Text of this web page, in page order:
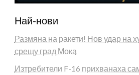
Най-нови
Размяна на ракети! Нов удар на
срещу град Мока
Изтребители F-16 прихванаха